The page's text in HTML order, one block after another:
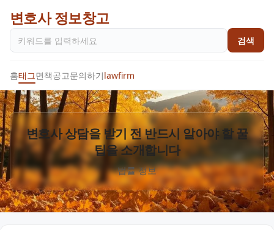
변호사 정보창고
검색
홈태그면책공고문의하기lawfirm
변호사 상담을 받기 전 반드시 알아야 할 꿀
팁을 소개합니다
법률 정보